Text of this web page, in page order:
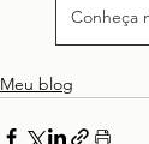
Conheça
Meu blog